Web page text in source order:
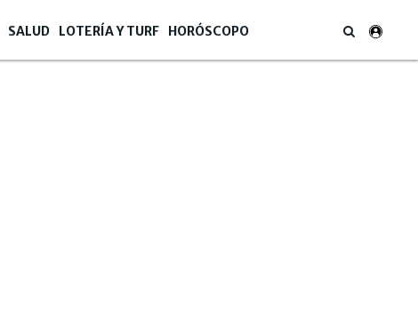
SALUD LOTERÍA Y TURF HORÓSCOPO